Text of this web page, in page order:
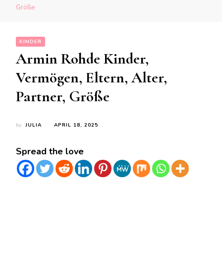
Größe
KINDER
Armin Rohde Kinder,
Vermögen, Eltern, Alter,
Partner, Größe
by JULIA APRIL 18, 2025
Spread the love